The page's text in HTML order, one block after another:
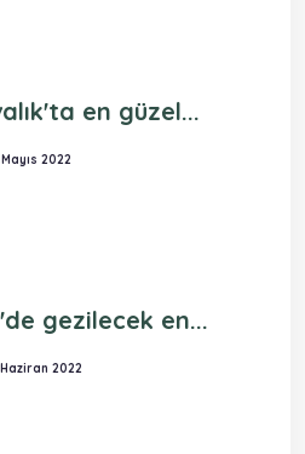
en güzel...
2022
gezilecek en...
Haziran 2022